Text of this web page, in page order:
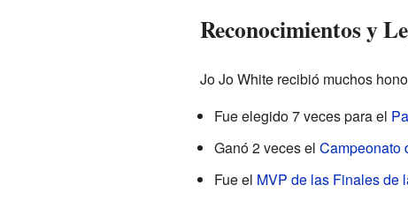
Reconocimientos y
Jo Jo White recibió muchos
Fue elegido 7 veces para el
Ganó 2 veces el Campeonato
Fue el MVP de las Finales de